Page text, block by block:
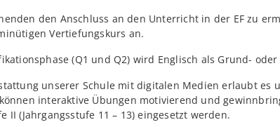
den Anschluss an den Unterricht in der EF zu
Vertiefungskurs an.
(Q1 und Q2) wird Englisch als Grund-
unserer Schule mit digitalen Medien erlaubt es
interaktive Übungen motivierend und
II (Jahrgangsstufe 11 – 13) eingesetzt werden.